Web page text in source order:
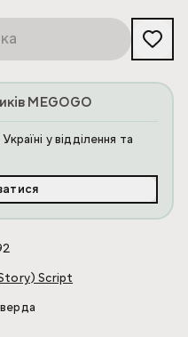
MEGOGO
у відділення та
Script